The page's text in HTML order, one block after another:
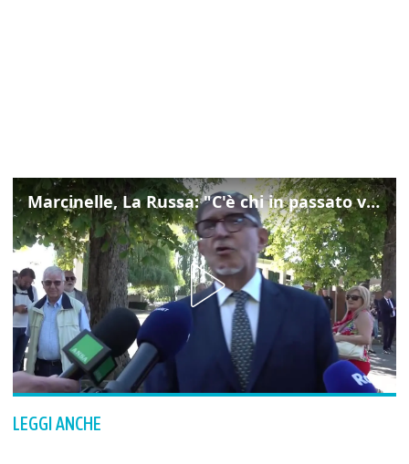
Marcinelle, La Russa: "C'è chi in passato voltava le spalle a Marcinelle"
LEGGI ANCHE